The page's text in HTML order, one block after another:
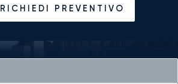
RICHIEDI PREVENTIVO